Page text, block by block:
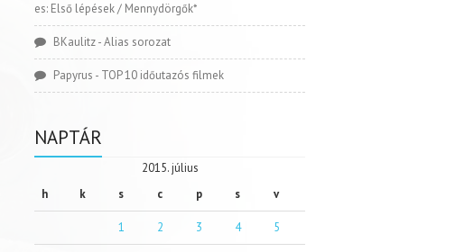
es: Első lépések / Mennydörgők*
BKaulitz-Alias sorozat
Papyrus - TOP 10 időutazós filmek
NAPTÁR
2015. július
h
k s c p s v
1 2 3 4 5